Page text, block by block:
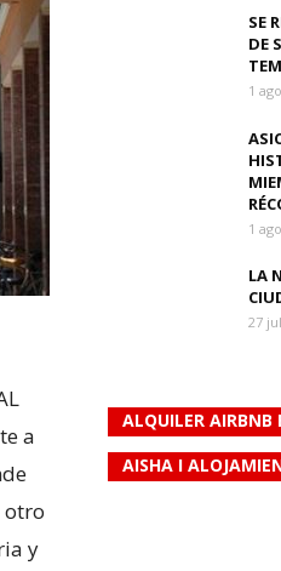
a
otro
y
SE
DE
1
1
LA
27
ALQUILER AIRBNB
AISHA I